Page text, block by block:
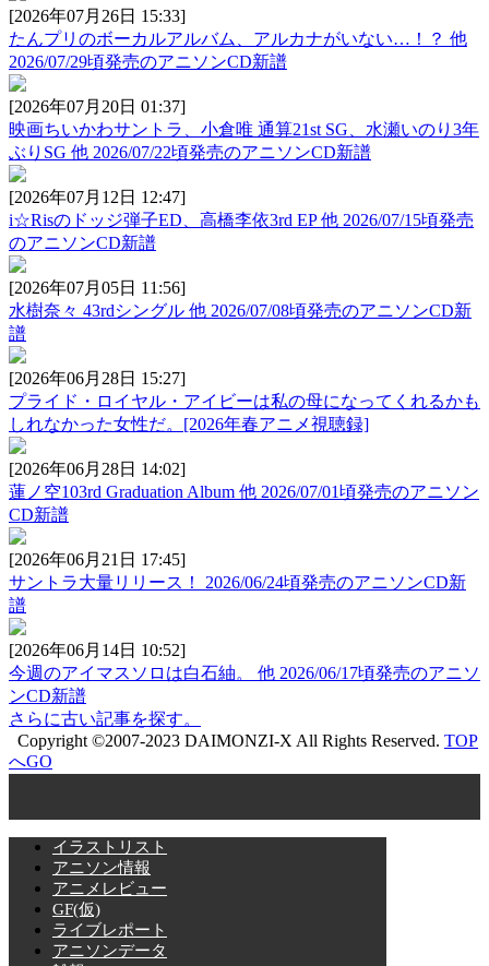
[2026年07月26日 15:33]
たんプリのボーカルアルバム、アルカナがいない…！？ 他
2026/07/29頃発売のアニソンCD新譜
[2026年07月20日 01:37]
映画ちいかわサントラ、小倉唯 通算21st SG、水瀬いのり3年
ぶりSG 他 2026/07/22頃発売のアニソンCD新譜
[2026年07月12日 12:47]
i☆Risのドッジ弾子ED、高橋李依3rd EP 他 2026/07/15頃発売
のアニソンCD新譜
[2026年07月05日 11:56]
水樹奈々 43rdシングル 他 2026/07/08頃発売のアニソンCD新
譜
[2026年06月28日 15:27]
プライド・ロイヤル・アイビーは私の母になってくれるかも
しれなかった女性だ。[2026年春アニメ視聴録]
[2026年06月28日 14:02]
蓮ノ空103rd Graduation Album 他 2026/07/01頃発売のアニソン
CD新譜
[2026年06月21日 17:45]
サントラ大量リリース！ 2026/06/24頃発売のアニソンCD新
譜
[2026年06月14日 10:52]
今週のアイマスソロは白石紬。 他 2026/06/17頃発売のアニソ
ンCD新譜
さらに古い記事を探す。
Copyright ©2007-2023 DAIMONZI-X All Rights Reserved. TOP
へGO
イラストリスト
アニソン情報
アニメレビュー
GF(仮)
ライブレポート
アニソンデータ